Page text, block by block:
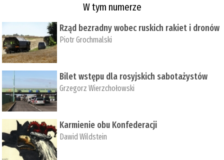
W tym numerze
Rząd bezradny wobec ruskich rakiet i dronów
Piotr Grochmalski
Bilet wstępu dla rosyjskich sabotażystów
Grzegorz Wierzchołowski
Karmienie obu Konfederacji
Dawid Wildstein